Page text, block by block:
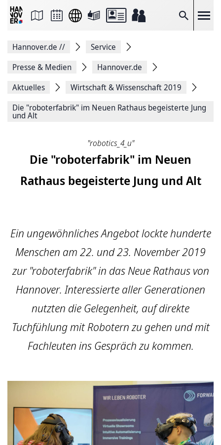
Suche
Seite
Facebook
teilen
Seitenlink
Seite
Drucken
Hannover.de //
Service
Presse & Medien
Hannover.de
Aktuelles
Wirtschaft & Wissenschaft 2019
Die "roboterfabrik" im Neuen Rathaus begeisterte Jung
und Alt
"robotics_4_u"
Die "roboterfabrik" im Neuen
Rathaus begeisterte Jung und Alt
Ein ungewöhnliches Angebot lockte hunderte
Menschen am 22. und 23. November 2019
zur "roboterfabrik" in das Neue Rathaus von
Hannover. Interessierte aller Generationen
nutzten die Gelegenheit, auf direkte
Tuchfühlung mit Robotern zu gehen und mit
Fachleuten ins Gespräch zu kommen.